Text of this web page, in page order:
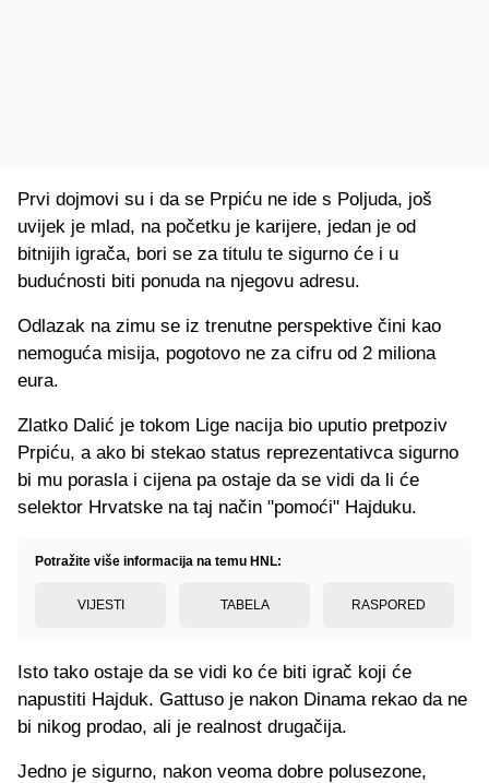
Prvi dojmovi su i da se Prpiću ne ide s Poljuda, još
uvijek je mlad, na početku je karijere, jedan je od
bitnijih igrača, bori se za titulu te sigurno će i u
budućnosti biti ponuda na njegovu adresu.
Odlazak na zimu se iz trenutne perspektive čini kao
nemoguća misija, pogotovo ne za cifru od 2 miliona
eura.
Zlatko Dalić je tokom Lige nacija bio uputio pretpoziv
Prpiću, a ako bi stekao status reprezentativca sigurno
bi mu porasla i cijena pa ostaje da se vidi da li će
selektor Hrvatske na taj način "pomoći" Hajduku.
Potražite više informacija na temu HNL:
VIJESTI TABELA RASPORED
Isto tako ostaje da se vidi ko će biti igrač koji će
napustiti Hajduk. Gattuso je nakon Dinama rekao da ne
bi nikog prodao, ali je realnost drugačija.
Jedno je sigurno, nakon veoma dobre polusezone,